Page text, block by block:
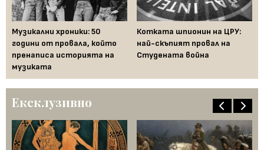
Музикални хроники: 50
години от провала, който
пренаписа историята на
музиката
Котката шпионин на ЦРУ:
най-скъпият провал на
Студената война
Ексклузивно